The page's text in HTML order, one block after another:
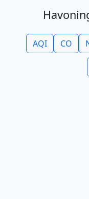
AQI CO